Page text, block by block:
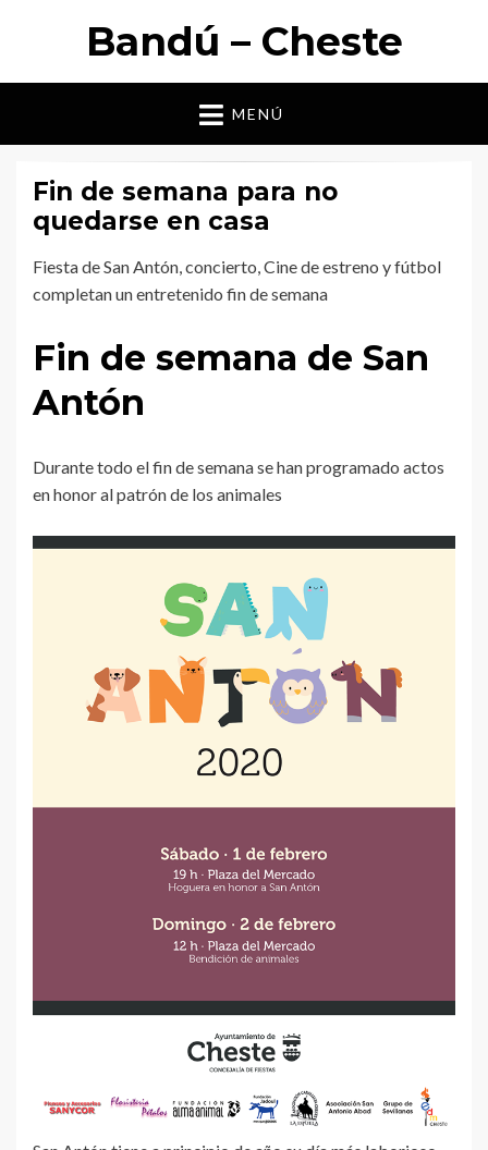
Bandú – Cheste
MENÚ
Fin de semana para no
quedarse en casa
Fiesta de San Antón, concierto, Cine de estreno y fútbol
completan un entretenido fin de semana
Fin de semana de San
Antón
Durante todo el fin de semana se han programado actos
en honor al patrón de los animales